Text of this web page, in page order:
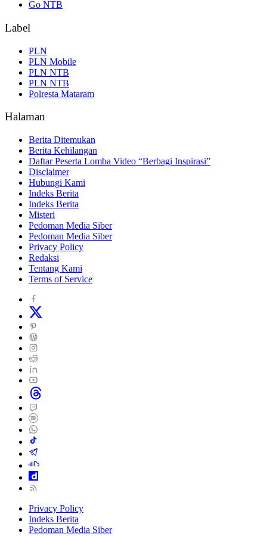
Go NTB
Label
PLN
PLN Mobile
PLN NTB
PLN NTB
Polresta Mataram
Halaman
Berita Ditemukan
Berita Kehilangan
Daftar Peserta Lomba Video “Berbagi Inspirasi”
Disclaimer
Hubungi Kami
Indeks Berita
Indeks Berita
Misteri
Pedoman Media Siber
Pedoman Media Siber
Privacy Policy
Redaksi
Tentang Kami
Terms of Service
Privacy Policy
Indeks Berita
Pedoman Media Siber